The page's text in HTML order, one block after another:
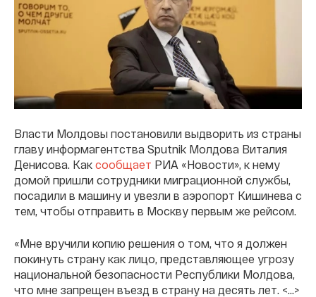
Власти Молдовы постановили выдворить из страны
главу информагентства Sputnik Молдова Виталия
Денисова. Как сообщает РИА «Новости», к нему
домой пришли сотрудники миграционной службы,
посадили в машину и увезли в аэропорт Кишинева с
тем, чтобы отправить в Москву первым же рейсом.
«Мне вручили копию решения о том, что я должен
покинуть страну как лицо, представляющее угрозу
национальной безопасности Республики Молдова,
что мне запрещен въезд в страну на десять лет. <...>